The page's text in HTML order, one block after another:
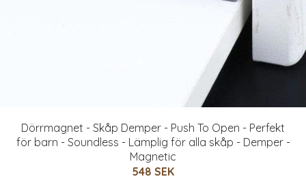
Dörrmagnet - Skåp Demper - Push To Open - Perfekt
för barn - Soundless - Lämplig för alla skåp - Demper -
Magnetic
548 SEK